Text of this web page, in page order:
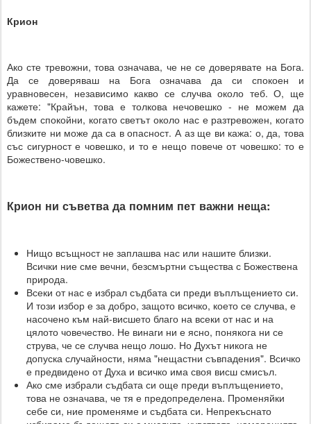
Крион
Ако сте тревожни, това означава, че не се доверявате на Бога.
Да се доверяваш на Бога означава да си спокоен и
уравновесен, независимо какво се случва около теб. О, ще
кажете: "Крайън, това е толкова нечовешко - не можем да
бъдем спокойни, когато светът около нас е разтревожен, когато
близките ни може да са в опасност. А аз ще ви кажа: о, да, това
със сигурност е човешко, и то е нещо повече от човешко: то е
Божествено-човешко.
Крион ни съветва да помним пет важни неща:
Нищо всъщност не заплашва нас или нашите близки.
Всички ние сме вечни, безсмъртни същества с Божествена
природа.
Всеки от нас е избрал съдбата си преди въплъщението си.
И този избор е за добро, защото всичко, което се случва, е
насочено към най-висшето благо на всеки от нас и на
цялото човечество. Не винаги ни е ясно, понякога ни се
струва, че се случва нещо лошо. Но Духът никога не
допуска случайности, няма "нещастни съвпадения". Всичко
е предвидено от Духа и всичко има своя висш смисъл.
Ако сме избрали съдбата си още преди въплъщението,
това не означава, че тя е предопределена. Променяйки
себе си, ние променяме и съдбата си. Непрекъснато